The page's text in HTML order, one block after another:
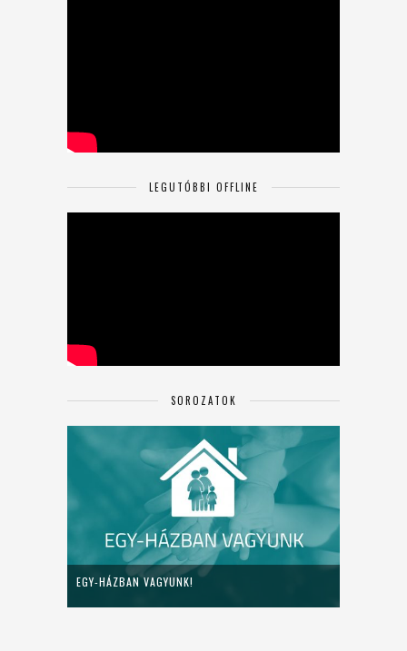
LEGUTÓBBI OFFLINE
SOROZATOK
EGY-HÁZBAN VAGYUNK!